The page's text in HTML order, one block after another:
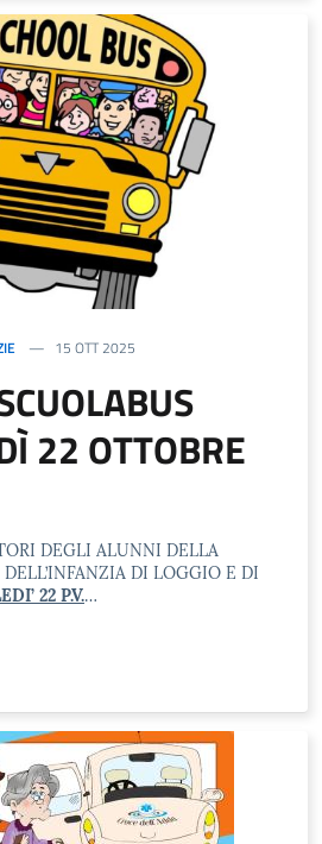
15 OTT 2025
22 OTTOBRE
DEGLI ALUNNI DELLA
DI LOGGIO E DI
22 P.V.…